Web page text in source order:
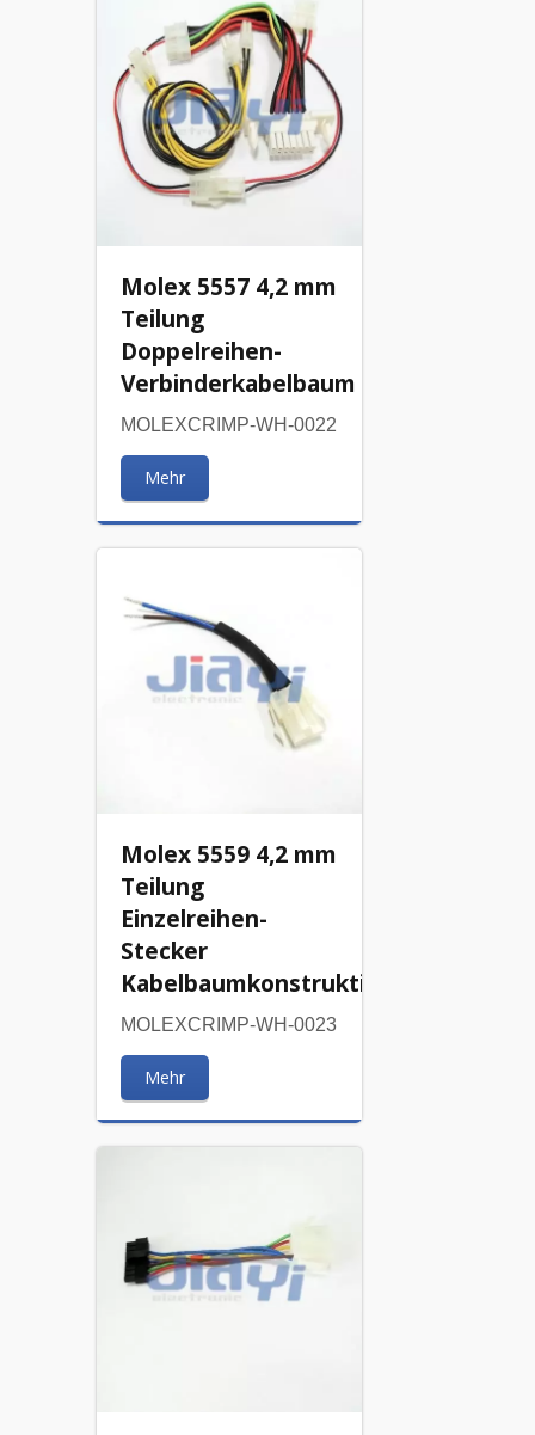
Molex 5557 4,2 mm
Teilung
Doppelreihen-
Verbinderkabelbaum
MOLEXCRIMP-WH-0022
Mehr
Molex 5559 4,2 mm
Teilung
Einzelreihen-
Stecker
Kabelbaumkonstruktion
MOLEXCRIMP-WH-0023
Mehr